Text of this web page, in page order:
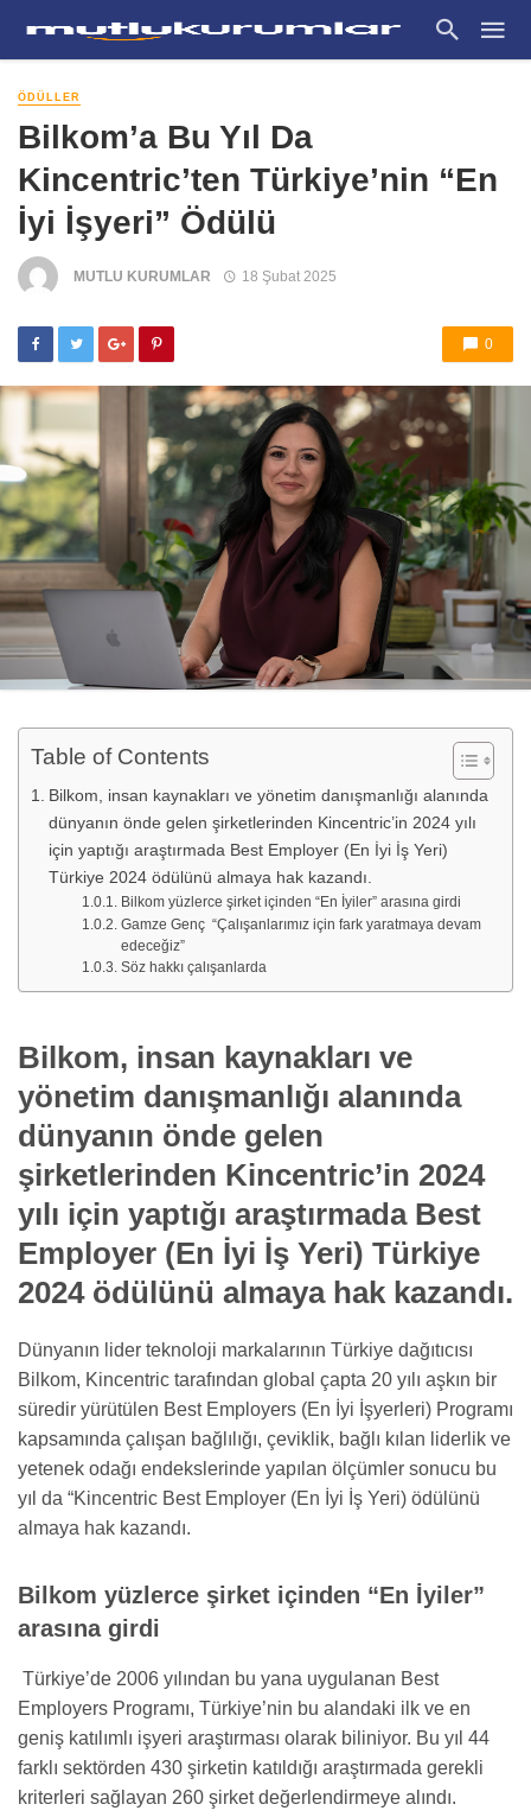
ÖDÜLLER
Bilkom’a Bu Yıl Da
Kincentric’ten Türkiye’nin “En
İyi İşyeri” Ödülü
MUTLU KURUMLAR 18 Şubat 2025
0
Table of Contents
Bilkom, insan kaynakları ve yönetim danışmanlığı alanında
dünyanın önde gelen şirketlerinden Kincentric’in 2024 yılı
için yaptığı araştırmada Best Employer (En İyi İş Yeri)
Türkiye 2024 ödülünü almaya hak kazandı.
Bilkom yüzlerce şirket içinden “En İyiler” arasına girdi
Gamze Genç “Çalışanlarımız için fark yaratmaya devam
edeceğiz”
Söz hakkı çalışanlarda
Bilkom, insan kaynakları ve
yönetim danışmanlığı alanında
dünyanın önde gelen
şirketlerinden Kincentric’in 2024
yılı için yaptığı araştırmada Best
Employer (En İyi İş Yeri) Türkiye
2024 ödülünü almaya hak kazandı.
Dünyanın lider teknoloji markalarının Türkiye dağıtıcısı
Bilkom, Kincentric tarafından global çapta 20 yılı aşkın bir
süredir yürütülen Best Employers (En İyi İşyerleri) Programı
kapsamında çalışan bağlılığı, çeviklik, bağlı kılan liderlik ve
yetenek odağı endekslerinde yapılan ölçümler sonucu bu
yıl da “Kincentric Best Employer (En İyi İş Yeri) ödülünü
almaya hak kazandı.
Bilkom yüzlerce şirket içinden “En İyiler”
arasına girdi
Türkiye’de 2006 yılından bu yana uygulanan Best
Employers Programı, Türkiye’nin bu alandaki ilk ve en
geniş katılımlı işyeri araştırması olarak biliniyor. Bu yıl 44
farklı sektörden 430 şirketin katıldığı araştırmada gerekli
kriterleri sağlayan 260 şirket değerlendirmeye alındı.